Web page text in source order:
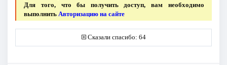
Для того, что бы получить доступ, вам необходимо
выполнить Авторизацию на сайте
Сказали спасибо: 64